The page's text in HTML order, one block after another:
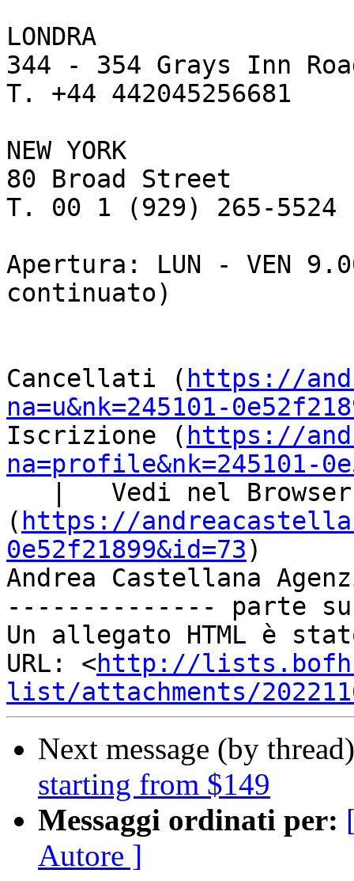
LONDRA
344 - 354 Grays Inn
T. +44 442045256681
NEW YORK
80 Broad Street
T. 00 1 (929) 265-5524
Apertura: LUN - VEN
continuato)
Cancellati ( https://
na=u&nk=245101-
Iscrizione ( https://
na=profile&nk=245101-
|   Vedi nel Browser
( https://
0e52f21899&id=73)
Andrea Castellana
-------------- parte
Un allegato HTML è
URL: <http://
list/attachments/
Next message (by
starting from $149
Messaggi ordinati per:
Autore ]